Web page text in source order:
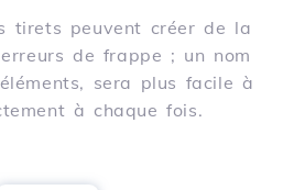
tirets peuvent créer de la
de frappe ; un nom
sera plus facile à
à chaque fois.